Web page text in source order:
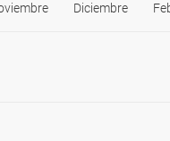
Diciembre